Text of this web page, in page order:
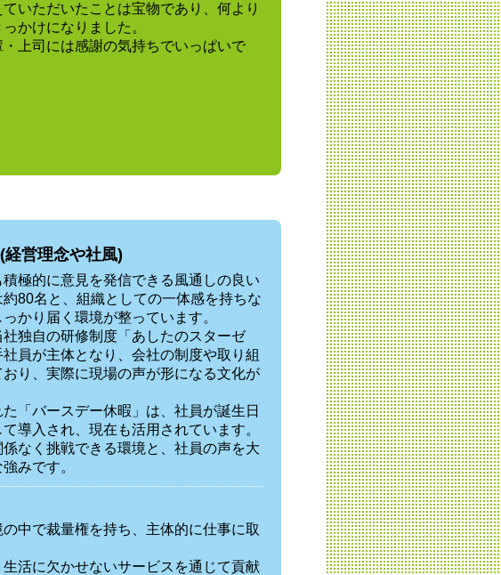
いただいたことは宝物であり、何より
かけになりました。
上司には感謝の気持ちでいっぱいで
営理念や社風)
極的に意見を発信できる風通しの良い
80名と、組織としての一体感を持ちな
かり届く環境が整っています。
独自の研修制度「あしたのスターゼ
員が主体となり、会社の制度や取り組
り、実際に現場の声が形になる文化が
「バースデー休暇」は、社員が誕生日
導入され、現在も活用されています。
なく挑戦できる環境と、社員の声を大
みです。
中で裁量権を持ち、主体的に仕事に取
生活に欠かせないサービスを通じて貢献